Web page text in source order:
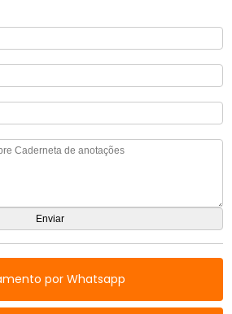
por Whatsapp